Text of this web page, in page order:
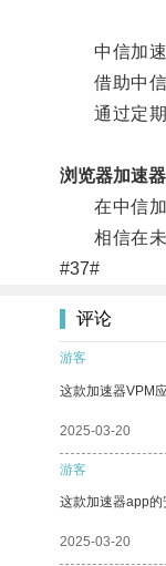
中信加速
借助中信
通过定期
浏览器加速器
在中信加
相信在未
#37#
评论
游客
这款加速器VPM
2025-03-20
游客
这款加速器app的
2025-03-20